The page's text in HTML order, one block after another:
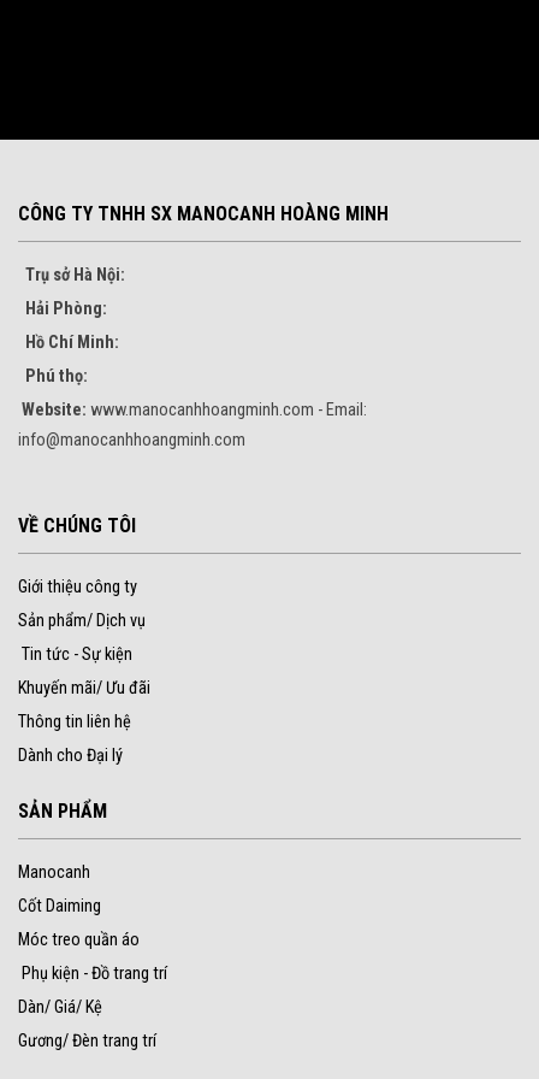
CÔNG TY TNHH SX MANOCANH HOÀNG MINH
Trụ sở Hà Nội:
Hải Phòng:
Hồ Chí Minh:
Phú thọ:
Website: www.manocanhhoangminh.com - Email:
info@manocanhhoangminh.com
VỀ CHÚNG TÔI
Giới thiệu công ty
Sản phẩm/ Dịch vụ
Tin tức - Sự kiện
Khuyến mãi/ Ưu đãi
Thông tin liên hệ
Dành cho Đại lý
SẢN PHẨM
Manocanh
Cốt Daiming
Móc treo quần áo
Phụ kiện - Đồ trang trí
Dàn/ Giá/ Kệ
Gương/ Đèn trang trí